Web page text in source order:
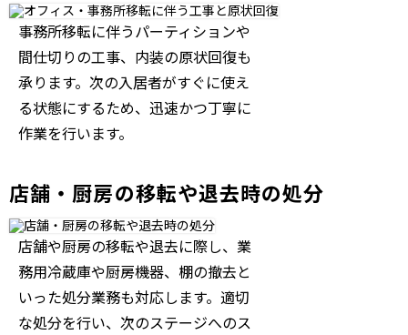
事務所移転に伴うパーティションや
間仕切りの工事、内装の原状回復も
承ります。次の入居者がすぐに使え
る状態にするため、迅速かつ丁寧に
作業を行います。
店舗・厨房の移転や退去時の処分
店舗や厨房の移転や退去に際し、業
務用冷蔵庫や厨房機器、棚の撤去と
いった処分業務も対応します。適切
な処分を行い、次のステージへのス